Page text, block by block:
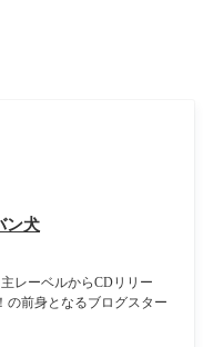
ン犬
レーベルからCDリリー
の前身となるブログスター